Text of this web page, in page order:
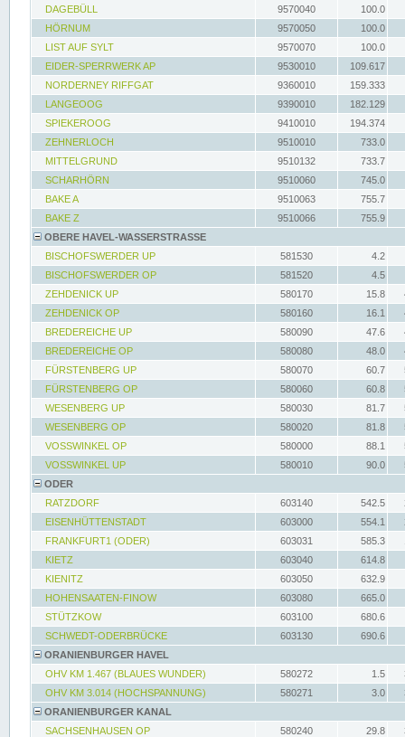
DAGEBÜLL 9570040
100.0
HÖRNUM
9570050
100.0
LIST AUF SYLT
9570070
100.0
EIDER-SPERRWERK AP
9530010
109.617
NORDERNEY RIFFGAT
9360010
159.333
LANGEOOG
9390010
182.129
SPIEKEROOG
9410010
194.374
ZEHNERLOCH
9510010
733.0
MITTELGRUND
9510132
733.7
SCHARHÖRN
9510060
745.0
BAKE A
9510063
755.7
BAKE Z
9510066
755.9
OBERE HAVEL-WASSERSTRASSE
BISCHOFSWERDER UP
581530
4.2
BISCHOFSWERDER OP
581520
4.5
ZEHDENICK UP
580170 15.8
ZEHDENICK OP
580160 16.1
BREDEREICHE UP
580090 47.6
BREDEREICHE OP
580080 48.0
FÜRSTENBERG UP
580070 60.7
FÜRSTENBERG OP
580060 60.8
WESENBERG UP
580030 81.7
WESENBERG OP
580020 81.8
VOSSWINKEL OP
580000 88.1
VOSSWINKEL UP
580010 90.0
ODER
RATZDORF
603140 542.5
EISENHÜTTENSTADT
603000 554.1
FRANKFURT1 (ODER)
603031 585.3
KIETZ
603040
614.8
KIENITZ
603050
632.9
HOHENSAATEN-FINOW
603080
665.0
STÜTZKOW
603100
680.6
SCHWEDT-ODERBRÜCKE
603130
690.6
ORANIENBURGER HAVEL
OHV KM 1.467 (BLAUES WUNDER)
580272 1.5
OHV KM 3.014 (HOCHSPANNUNG)
580271 3.0
ORANIENBURGER KANAL
SACHSENHAUSEN OP
580240 29.8